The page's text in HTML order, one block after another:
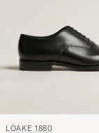
LOAKE 1880